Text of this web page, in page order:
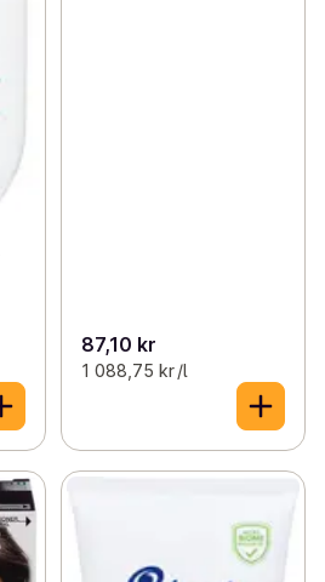
87,10 kr
1 088,75 kr /l